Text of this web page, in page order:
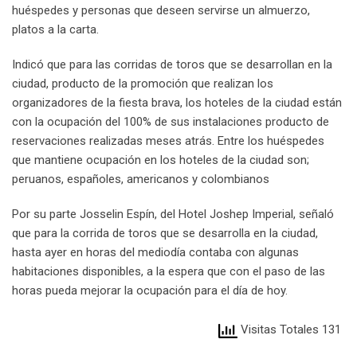
huéspedes y personas que deseen servirse un almuerzo,
platos a la carta.
Indicó que para las corridas de toros que se desarrollan en la
ciudad, producto de la promoción que realizan los
organizadores de la fiesta brava, los hoteles de la ciudad están
con la ocupación del 100% de sus instalaciones producto de
reservaciones realizadas meses atrás. Entre los huéspedes
que mantiene ocupación en los hoteles de la ciudad son;
peruanos, españoles, americanos y colombianos
Por su parte Josselin Espín, del Hotel Joshep Imperial, señaló
que para la corrida de toros que se desarrolla en la ciudad,
hasta ayer en horas del mediodía contaba con algunas
habitaciones disponibles, a la espera que con el paso de las
horas pueda mejorar la ocupación para el día de hoy.
Visitas Totales 131